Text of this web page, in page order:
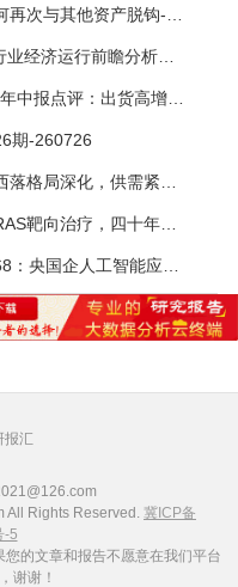
中银国际-2026年2季度交通运输行业经济运行前瞻分析：地缘冲突致航运和航空景气度分化，交通基础设施板块总体呈现稳健特征-260724
东吴证券-宁德时代-300750-2026年中报点评：出货高增业绩稳健，回购彰显龙头信心-260726
期-260726
招商证券-创新药行业深度研究：RAS靶向治疗，四十年不可成药的终结，与终结之后的治疗格局演化-260805
报汇
Rights Reserved. 冀ICP备
-5
的文章和报告不愿意在我们平台
谢谢！